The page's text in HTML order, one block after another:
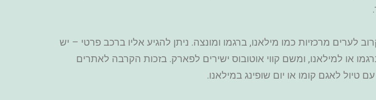
לערים מרכזיות כמו מילאנו, ברגמו ומונצה. ניתן להגיע אליו ברכב פרטי – יש
או למילאנו, ומשם קווי אוטובוס ישירים לפארק. בזכות הקרבה לאתרים
לאגם קומו או יום שופינג במילאנו.